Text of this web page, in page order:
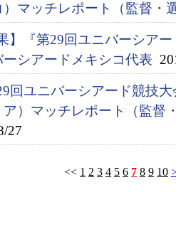
マッチレポート（監督・
】『第29回ユニバーシア
シアードメキシコ代表
29回ユニバーシアード競技
ア）マッチレポート（監督
27
<< 1 2 3 4 5 6 7 8 9 10